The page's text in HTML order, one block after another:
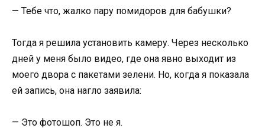
— Тебе что, жалко пару помидоров для бабушки?
Тогда я решила установить камеру. Через несколько
дней у меня было видео, где она явно выходит из
моего двора с пакетами зелени. Но, когда я показала
ей запись, она нагло заявила:
— Это фотошоп. Это не я.